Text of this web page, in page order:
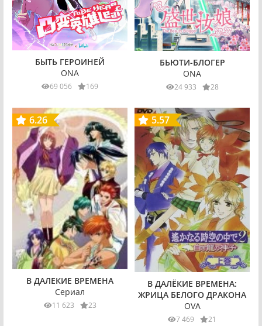
БЫТЬ ГЕРОИНЕЙ
ONA
69 056 169
БЬЮТИ-БЛОГЕР
ONA
24 933 28
6.26
В ДАЛЕКИЕ ВРЕМЕНА
Сериал
11 623 23
5.57
В ДАЛЁКИЕ ВРЕМЕНА:
ЖРИЦА БЕЛОГО ДРАКОНА
OVA
7 469 21